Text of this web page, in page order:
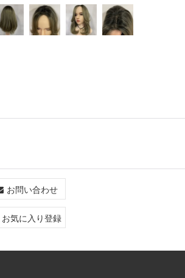
お問い合わせ
お気に入り登録